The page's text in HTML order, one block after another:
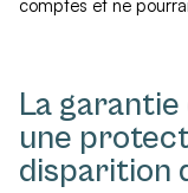
comptes et ne
La garantie
une
disparition